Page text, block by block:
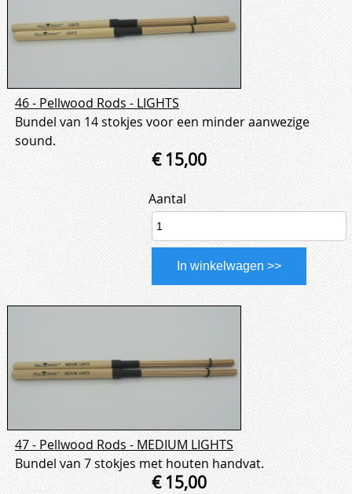
46 - Pellwood Rods - LIGHTS
Bundel van 14 stokjes voor een minder aanwezige
sound.
€ 15,00
Aantal
47 - Pellwood Rods - MEDIUM LIGHTS
Bundel van 7 stokjes met houten handvat.
€ 15,00